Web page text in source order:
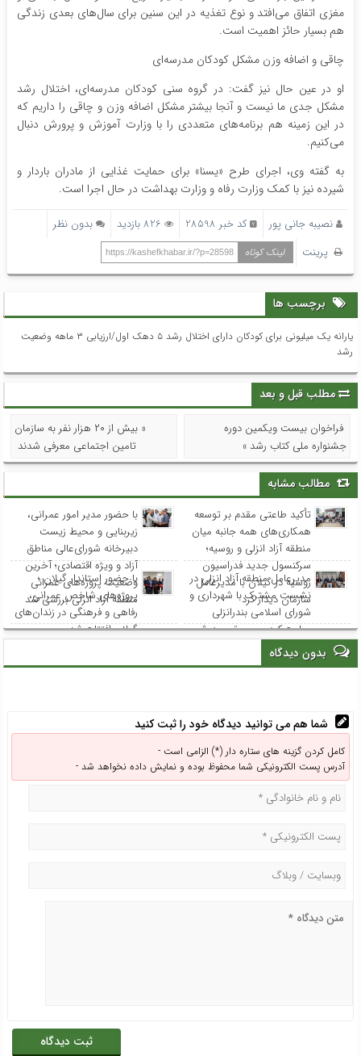
مغزی اتفاق می‌افتد و نوع تغذیه در این سنین برای سال‌های بعدی زندگی
هم بسیار حائز اهمیت است.
چاقی و اضافه وزن مشکل کودکان مدرسه‌ای
او در عین حال نیز گفت: در گروه سنی کودکان مدرسه‌ای، اختلال رشد
مشکل جدی ما نیست و آنجا بیشتر مشکل اضافه وزن و چاقی را داریم که
در این زمینه هم برنامه‌های متعددی را با وزارت آموزش و پرورش دنبال
می‌کنیم.
به گفته وی، اجرای طرح «یسنا» برای حمایت غذایی از مادران باردار و
شیرده نیز با کمک وزارت رفاه و وزارت بهداشت در حال اجرا است.
نصیبه جانی پور کد خبر 28598 826 بازدید
بدون نظر
پرینت
لینک کوتاه https://kashefkhabar.ir/?p=28598
برچسب ها
یارانه یک میلیونی برای کودکان دارای اختلال رشد ۵ دهک اول/ارزیابی ۳ ماهه وضعیت
رشد
مطلب قبل و بعد
فراخوان بیست ویکمین دوره
جشنواره ملی کتاب رشد »
« بیش از ۲۰ هزار نفر به سازمان
تامین اجتماعی معرفی شدند
مطالب مشابه
تأکید طاعتی مقدم بر توسعه
همکاری‌های همه جانبه میان
منطقه آزاد انزلی و روسیه؛
سرکنسول جدید فدراسیون
روسیه در گیلان با مدیرعامل
سازمان دیدار کرد
با حضور مدیر امور عمرانی،
زیربنایی و محیط زیست
دبیرخانه شورای‌عالی مناطق
آزاد و ویژه اقتصادی؛ آخرین
وضعیت پروژه‌های عمرانی
منطقه آزاد انزلی بررسی شد
مدیرعامل منطقه آزاد انزلی در
نشست مشترک با شهرداری و
شورای اسلامی بندرانزلی
مطرح کرد: مسیر توسعه شهر
انزلی از هم‌افزایی و مشارکت
همه نهادها می‌گذرد
با حضور استاندار گیلان ؛
پروژه‌های شاخص عمرانی،
رفاهی و فرهنگی در زندان‌های
گیلان افتتاح شد
بدون دیدگاه
شما هم می توانید دیدگاه خود را ثبت کنید
کامل کردن گزینه های ستاره دار (*) الزامی است -
آدرس پست الکترونیکی شما محفوظ بوده و نمایش داده نخواهد شد -